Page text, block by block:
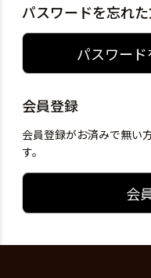
パスワードを忘れ
パスワー
会員登録
会員登録がお済みで無い
す。
会